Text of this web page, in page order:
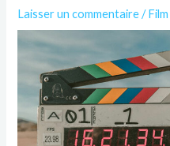
Laisser un commentaire /Film